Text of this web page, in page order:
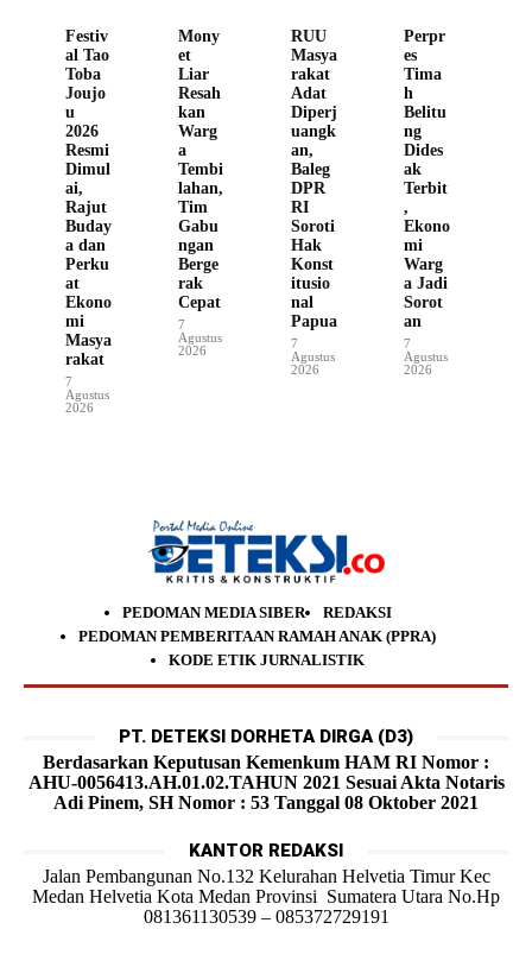
Festiv
al Tao
Toba
Joujo
u
2026
Resmi
Dimul
ai,
Rajut
Buday
a dan
Perku
at
Ekono
mi
Masya
rakat
7
Agustus
2026
Mony
et
Liar
Resah
kan
Warg
a
Tembi
lahan,
Tim
Gabu
ngan
Berge
rak
Cepat
7
Agustus
2026
RUU
Masya
rakat
Adat
Diperj
uangk
an,
Baleg
DPR
RI
Soroti
Hak
Konst
itusio
nal
Papua
7
Agustus
2026
Perpr
es
Tima
h
Belitu
ng
Dides
ak
Terbit
,
Ekono
mi
Warg
a Jadi
Sorot
an
7
Agustus
2026
PEDOMAN MEDIA SIBER
REDAKSI
PEDOMAN PEMBERITAAN RAMAH ANAK (PPRA)
KODE ETIK JURNALISTIK
PT. DETEKSI DORHETA DIRGA (D3)
Berdasarkan Keputusan Kemenkum HAM RI Nomor :
AHU-0056413.AH.01.02.TAHUN 2021 Sesuai Akta Notaris
Adi Pinem, SH Nomor : 53 Tanggal 08 Oktober 2021
KANTOR REDAKSI
Jalan Pembangunan No.132 Kelurahan Helvetia Timur Kec
Medan Helvetia Kota Medan Provinsi Sumatera Utara No.Hp
081361130539 – 085372729191